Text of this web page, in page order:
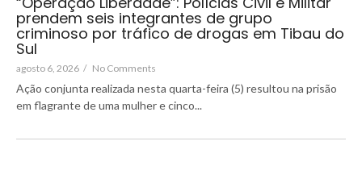
prendem seis integrantes de grupo
criminoso por tráfico de drogas em Tibau do
Sul
agosto 6, 2026 / No Comments
Ação conjunta realizada nesta quarta-feira (5) resultou na prisão
em flagrante de uma mulher e cinco...